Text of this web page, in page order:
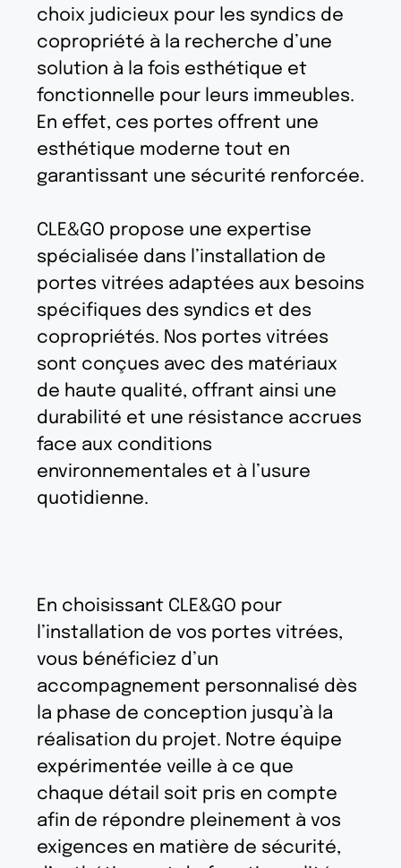
choix judicieux pour les syndics de
copropriété à la recherche d’une
solution à la fois esthétique et
fonctionnelle pour leurs immeubles.
En effet, ces portes offrent une
esthétique moderne tout en
garantissant une sécurité renforcée.
CLE&GO propose une expertise
spécialisée dans l’installation de
portes vitrées adaptées aux besoins
spécifiques des syndics et des
copropriétés. Nos portes vitrées
sont conçues avec des matériaux
de haute qualité, offrant ainsi une
durabilité et une résistance accrues
face aux conditions
environnementales et à l’usure
quotidienne.
En choisissant CLE&GO pour
l’installation de vos portes vitrées,
vous bénéficiez d’un
accompagnement personnalisé dès
la phase de conception jusqu’à la
réalisation du projet. Notre équipe
expérimentée veille à ce que
chaque détail soit pris en compte
afin de répondre pleinement à vos
exigences en matière de sécurité,